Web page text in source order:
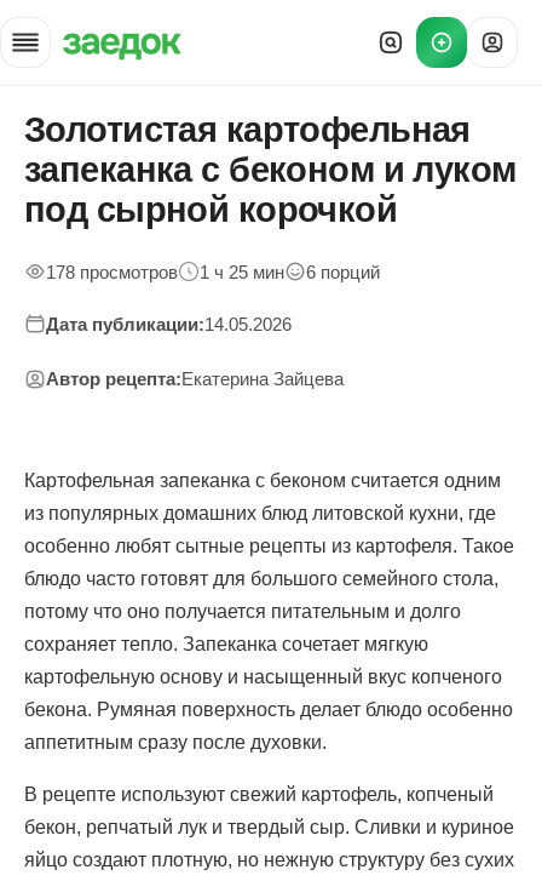
Главная
»
Рецепты
Картофельная запеканка с беконом
Золотистая картофельная
запеканка с беконом и луком
под сырной корочкой
178 просмотров 1 ч 25 мин 6 порций
Дата публикации:14.05.2026
Автор рецепта:Екатерина Зайцева
Картофельная запеканка с беконом считается одним
из популярных домашних блюд литовской кухни, где
особенно любят сытные рецепты из картофеля. Такое
блюдо часто готовят для большого семейного стола,
потому что оно получается питательным и долго
сохраняет тепло. Запеканка сочетает мягкую
картофельную основу и насыщенный вкус копченого
бекона. Румяная поверхность делает блюдо особенно
аппетитным сразу после духовки.
В рецепте используют свежий картофель, копченый
бекон, репчатый лук и твердый сыр. Сливки и куриное
яйцо создают плотную, но нежную структуру без сухих